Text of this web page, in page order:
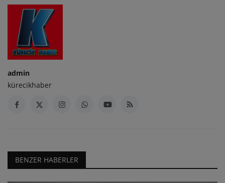
admin
kürecikhaber
BENZER HABERLER